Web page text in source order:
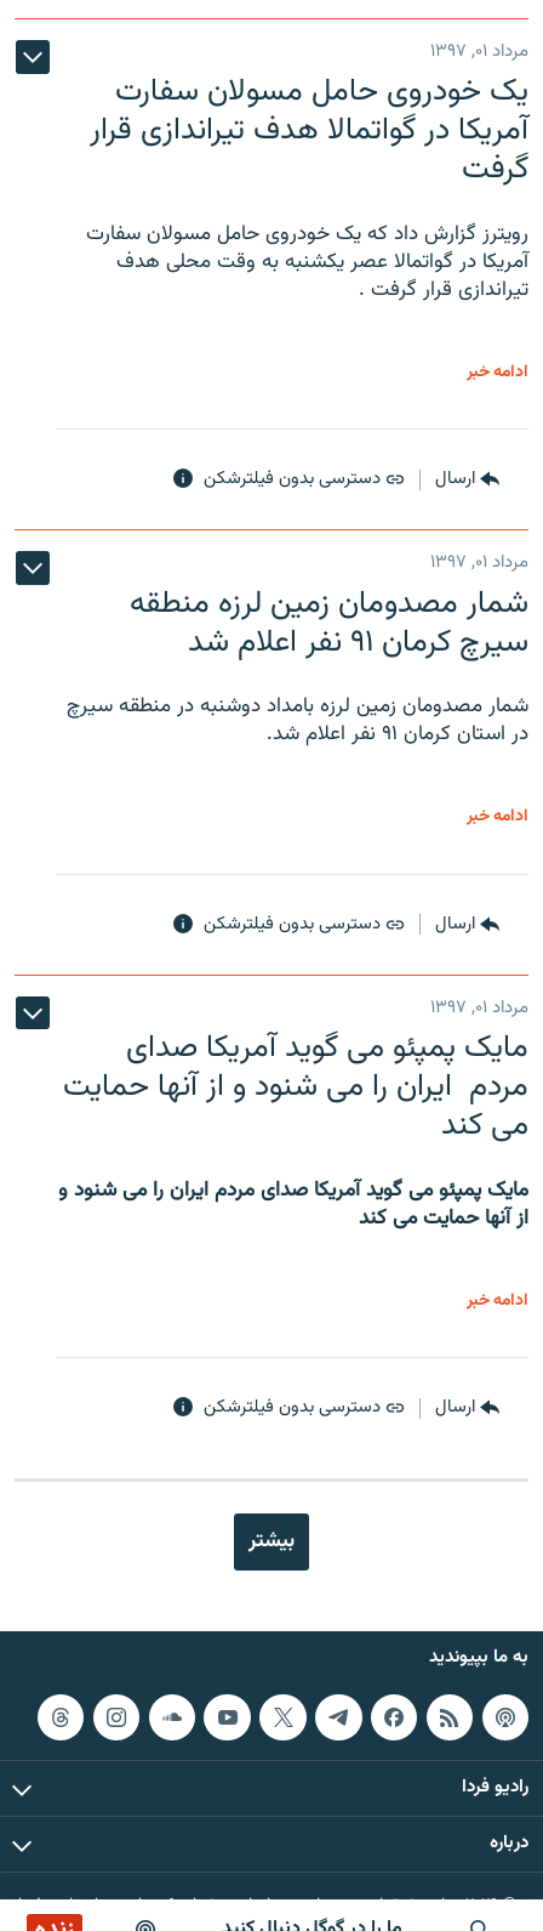
مرداد ۰۱, ۱۳۹۷
یک خودروی حامل مسولان سفارت
آمریکا در گواتمالا هدف تیراندازی قرار
گرفت
رویترز گزارش داد که یک خودروی حامل مسولان سفارت
آمریکا در گواتمالا عصر یکشنبه به وقت محلی هدف
تیراندازی قرار گرفت .
ادامه خبر
ارسال دسترسی بدون فیلترشکن
مرداد ۰۱, ۱۳۹۷
شمار مصدومان زمین لرزه منطقه
سیرچ کرمان ۹۱ نفر اعلام شد
شمار مصدومان زمین لرزه بامداد دوشنبه در منطقه سیرچ
در استان کرمان ۹۱ نفر اعلام شد.
ادامه خبر
ارسال دسترسی بدون فیلترشکن
مرداد ۰۱, ۱۳۹۷
مایک پمپئو می گوید آمریکا صدای
مردم ایران را می شنود و از آنها حمایت
می کند
مایک پمپئو می گوید آمریکا صدای مردم ایران را می شنود و
از آنها حمایت می کند
ادامه خبر
ارسال دسترسی بدون فیلترشکن
بیشتر
به ما بپیوندید
رادیو فردا
درباره
© ۲۰۲۶ تمام حقوق این وب‌سایت، بر اساس مقررات کپی‌رایت، برای رادیو فردا